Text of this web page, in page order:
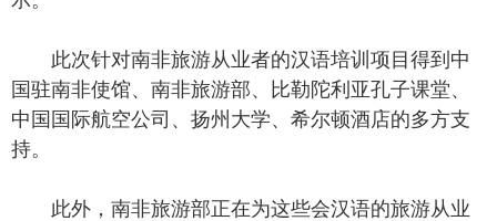
此次针对南非旅游从业者的汉语培训项目得到中
国驻南非使馆、南非旅游部、比勒陀利亚孔子课堂、
中国国际航空公司、扬州大学、希尔顿酒店的多方支
持。
此外，南非旅游部正在为这些会汉语的旅游从业